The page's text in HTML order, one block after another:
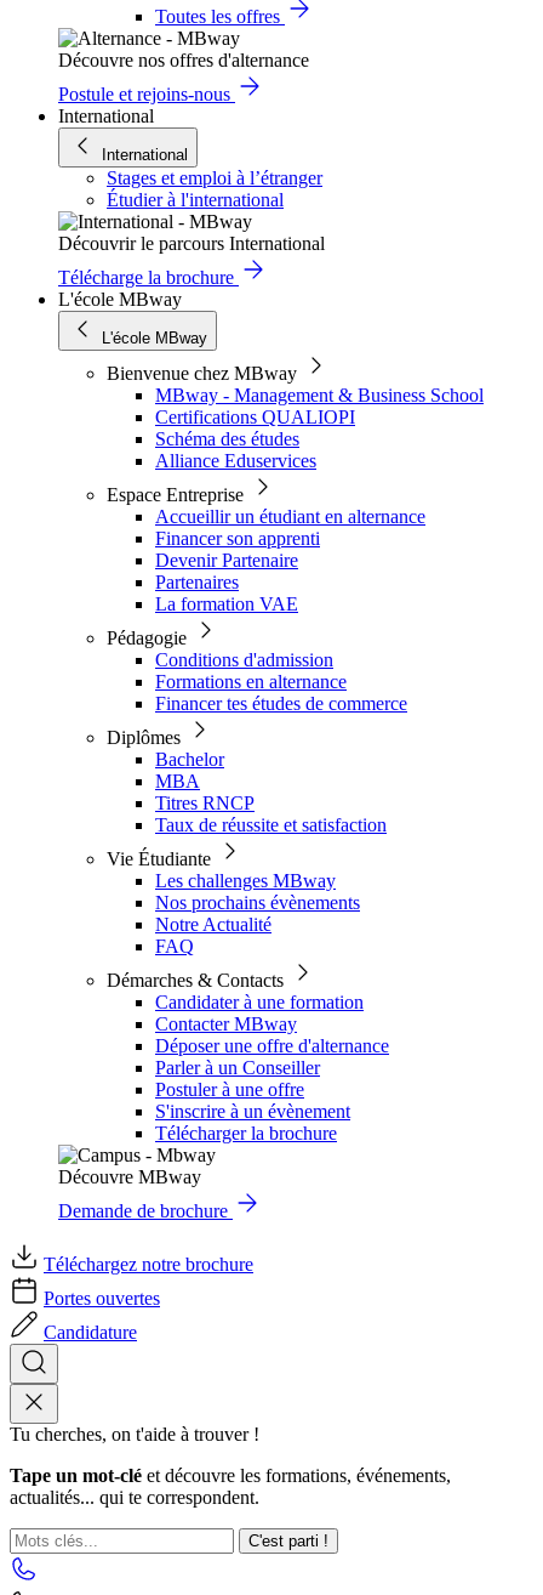
Toutes les offres
Découvre nos offres d'alternance
Postule et rejoins-nous
International
International
Stages et emploi à l’étranger
Étudier à l'international
Découvrir le parcours International
Télécharge la brochure
L'école MBway
L'école MBway
Bienvenue chez MBway
MBway - Management & Business School
Certifications QUALIOPI
Schéma des études
Alliance Eduservices
Espace Entreprise
Accueillir un étudiant en alternance
Financer son apprenti
Devenir Partenaire
Partenaires
La formation VAE
Pédagogie
Conditions d'admission
Formations en alternance
Financer tes études de commerce
Diplômes
Bachelor
MBA
Titres RNCP
Taux de réussite et satisfaction
Vie Étudiante
Les challenges MBway
Nos prochains évènements
Notre Actualité
FAQ
Démarches & Contacts
Candidater à une formation
Contacter MBway
Déposer une offre d'alternance
Parler à un Conseiller
Postuler à une offre
S'inscrire à un évènement
Télécharger la brochure
Découvre MBway
Demande de brochure
Téléchargez notre brochure
Portes ouvertes
Candidature
Tu cherches, on t'aide à trouver !
Tape un mot-clé et découvre les formations, événements,
actualités... qui te correspondent.
C'est parti !